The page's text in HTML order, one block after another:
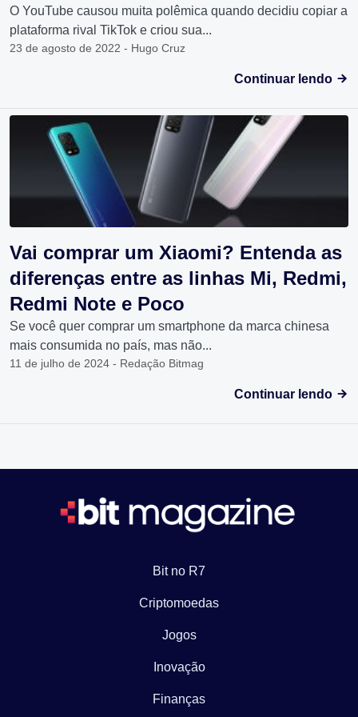
O YouTube causou muita polêmica quando decidiu copiar a
plataforma rival TikTok e criou sua...
23 de agosto de 2022 - Hugo Cruz
Continuar lendo
Vai comprar um Xiaomi? Entenda as
diferenças entre as linhas Mi, Redmi,
Redmi Note e Poco
Se você quer comprar um smartphone da marca chinesa
mais consumida no país, mas não...
11 de julho de 2024 - Redação Bitmag
Continuar lendo
Bit no R7
Criptomoedas
Jogos
Inovação
Finanças